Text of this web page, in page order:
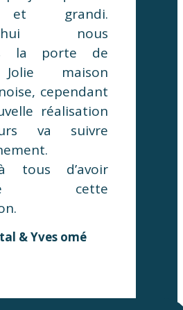
et grandi.
nous
la porte de
maison
cependant
réalisation
va suivre
tous d’avoir
cette
& Yves omé